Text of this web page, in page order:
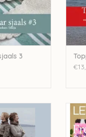
3
the Forest -
H. Löthgren
WINKELWAGEN